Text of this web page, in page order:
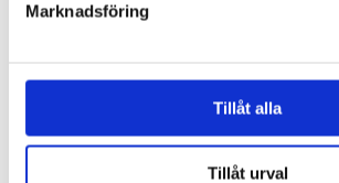
Marknadsföring
Tillåt alla
Tillåt urval
Kultur
Städa med rent samvete
Skolsajt
Hej alla vattenhjältar!